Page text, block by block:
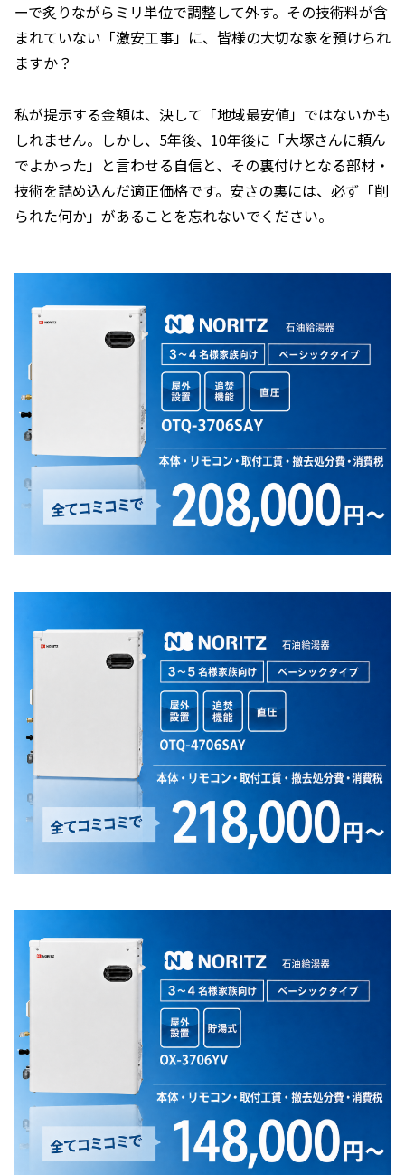
ーで炙りながらミリ単位で調整して外す。その技術料が含
まれていない「激安工事」に、皆様の大切な家を預けられ
ますか？
私が提示する金額は、決して「地域最安値」ではないかも
しれません。しかし、5年後、10年後に「大塚さんに頼ん
でよかった」と言わせる自信と、その裏付けとなる部材・
技術を詰め込んだ適正価格です。安さの裏には、必ず「削
られた何か」があることを忘れないでください。